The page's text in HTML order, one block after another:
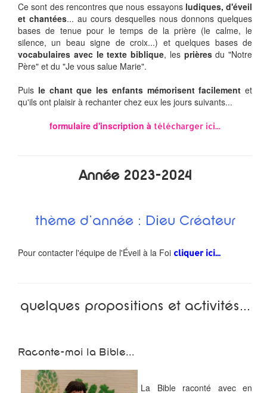
Ce sont des rencontres que nous essayons ludiques, d'éveil
et chantées... au cours desquelles nous donnons quelques
bases de tenue pour le temps de la prière (le calme, le
silence, un beau signe de croix...) et quelques bases de
vocabulaires avec le texte biblique, les prièresdu "Notre
Père" et du "Je vous salue Marie".
Puis le chant que les enfants mémorisent facilement et
qu'ils ont plaisir à rechanter chez eux les jours suivants...
formulaire d'inscription à télécharger ici...
Année 2023-2024
thème d'année : Dieu Créateur
Pour contacter l'équipe de l'Éveil à la Foi cliquer ici...
quelques propositions et activités...
Raconte-moi la Bible...
La Bible raconté avec en